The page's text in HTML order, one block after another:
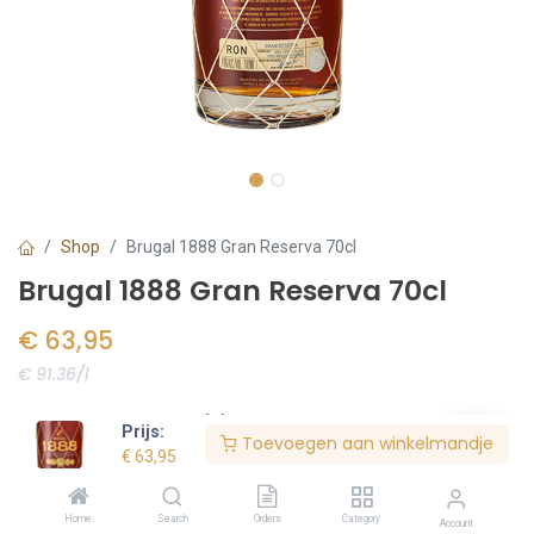
Prijs:
€ 63,95
Toevoegen aan winkelmandje
Home Search Orders Category Account
Shop Brugal 1888 Gran Reserva 70cl
Brugal 1888 Gran Reserva 70cl
€ 63,95
€ 91.36/l
Voorraad:7stuk(s)
Bestel nu